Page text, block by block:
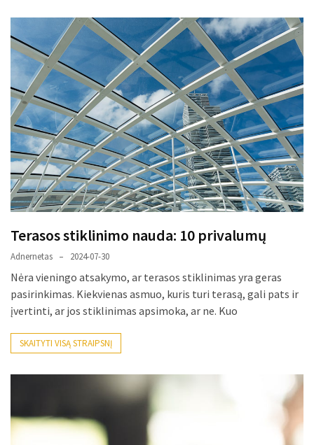
CATEGORIES
Patarimai
(96)
Prekės
(76)
Paslaugos
(70)
(38)
(28)
Verslas
(20)
Auto
(13)
Terasos stiklinimo nauda: 10 privalumų
Adnernetas 2024-07-30
Nėra vieningo atsakymo, ar terasos stiklinimas yra geras
pasirinkimas. Kiekvienas asmuo, kuris turi terasą, gali pats ir
įvertinti, ar jos stiklinimas apsimoka, ar ne. Kuo
SKAITYTI VISĄ STRAIPSNĮ